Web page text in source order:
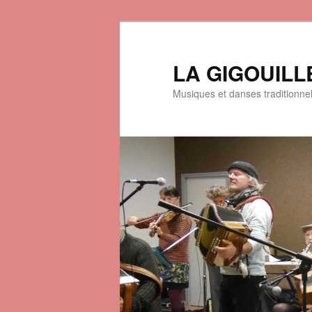
LA
Musiques et danses